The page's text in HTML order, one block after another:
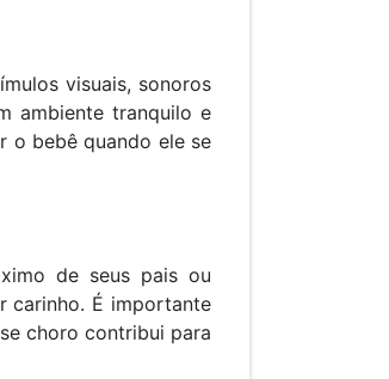
visuais, sonoros
ambiente tranquilo e
o bebê quando ele se
de seus pais ou
carinho. É importante
choro contribui para